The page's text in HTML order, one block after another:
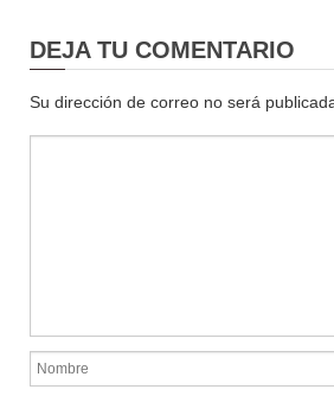
DEJA TU COMENTARIO
Su dirección de correo no será